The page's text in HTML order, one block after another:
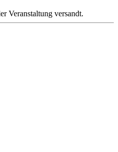
Veranstaltung versandt.